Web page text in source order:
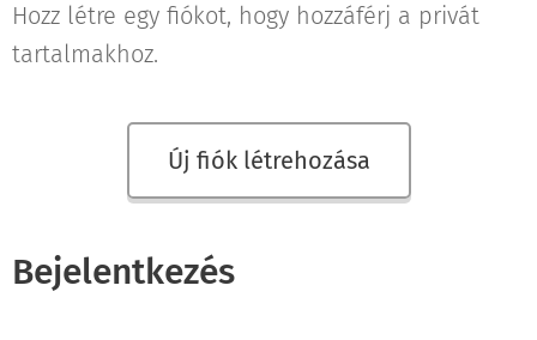
Hozz létre egy fiókot, hogy hozzáférj a privát
tartalmakhoz.
Új fiók létrehozása
Bejelentkezés